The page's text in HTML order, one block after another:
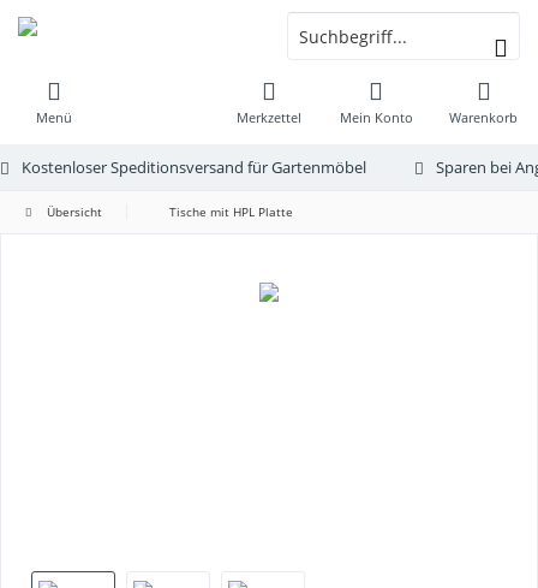
Menü Warenkorb
Merkzettel Mein Konto
Kostenloser Speditionsversand für Gartenmöbel Sparen bei
Übersicht Tische mit HPL Platte